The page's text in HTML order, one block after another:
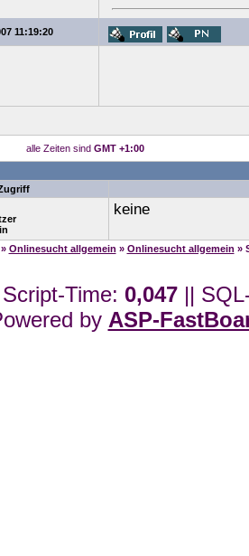
11:19:20
alle Zeiten sind GMT +1:00
keine
» Onlinesucht allgemein » Onlinesucht allgemein »
Time: 0,047||
by ASP-